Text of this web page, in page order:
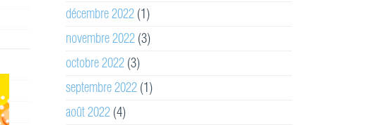
décembre 2022 (1)
novembre 2022 (3)
octobre 2022 (3)
septembre 2022 (1)
août 2022 (4)